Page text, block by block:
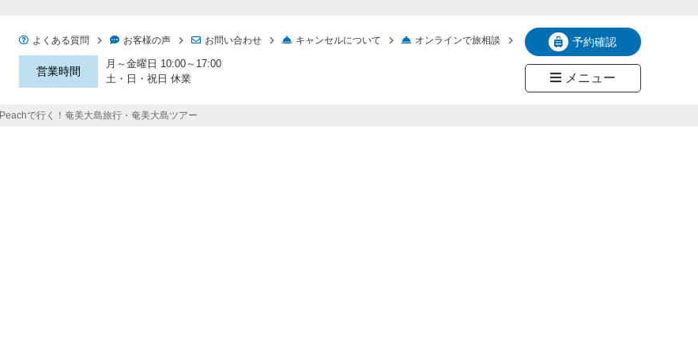
よくある質問 お客様の声 お問い合わせ キャンセルについて オンラインで旅相談
営業時間
月～金曜日 10:00～17:00
土・日・祝日 休業
予約確認
メニュー
Peachで行く！奄美大島旅行・奄美大島ツアー